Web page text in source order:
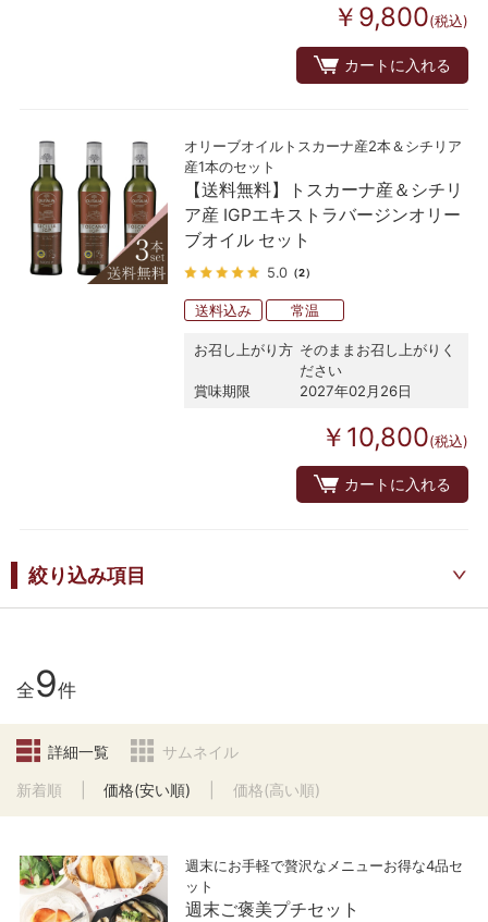
￥9,800(税込)
カートに入れる
オリーブオイルトスカーナ産2本＆シチリア
産1本のセット
【送料無料】トスカーナ産＆シチリ
ア産 IGPエキストラバージンオリー
ブオイル セット
5.0 （2）
送料込み 常温
お召し上がり方 そのままお召し上がりく
ださい
賞味期限
2027年02月26日
￥10,800(税込)
カートに入れる
絞り込み項目
全9件
詳細一覧 サムネイル
新着順 価格(安い順) 価格(高い順)
週末にお手軽で贅沢なメニューお得な4品セ
ット
週末ご褒美プチセット